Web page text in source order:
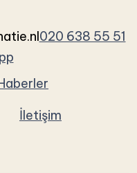
020 638 55 51
İletişim